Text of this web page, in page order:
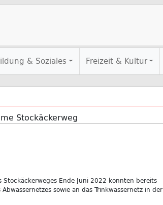
& Soziales Freizeit & Kultur
Stockäckerweg
Ende Juni 2022 konnten bereits
sowie an das Trinkwassernetz in der